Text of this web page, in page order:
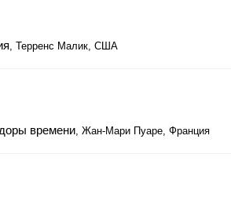
, Терренс Малик, США
времени, Жан-Мари Пуаре, Франция